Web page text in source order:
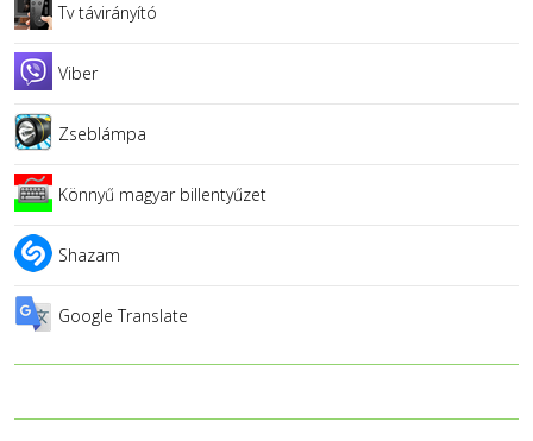
Tv távirányító
Viber
Zseblámpa
Könnyű magyar billentyűzet
Shazam
Google Translate